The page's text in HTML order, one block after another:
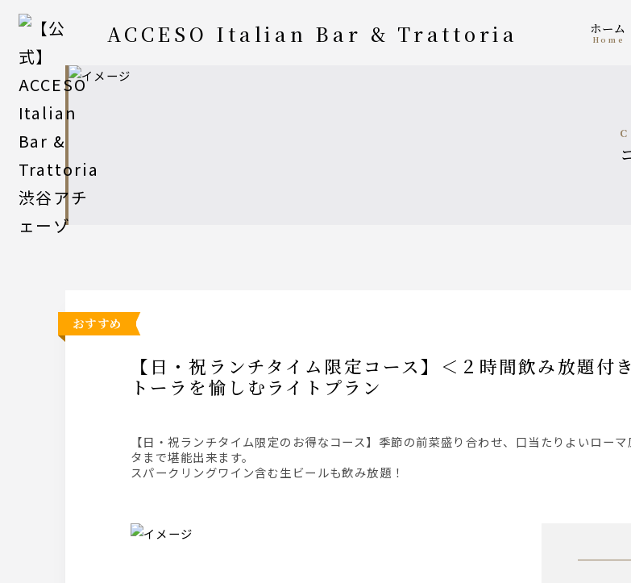
ACCESO Italian Bar & Trattoria ホーム
home
おすすめ
【日・祝ランチタイム限定コース】＜２時間飲み放題付き４０００円（税込）＞鶏肉のカチャ
トーラを愉しむライトプラン
【日・祝ランチタイム限定のお得なコース】季節の前菜盛り合わせ、口当たりよいローマ風ピッツァ、チキンのカチャトーラをメインに、〆のパス
タまで堪能出来ます。
スパークリングワイン含む生ビールも飲み放題！